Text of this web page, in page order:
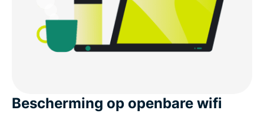
Bescherming op openbare wifi